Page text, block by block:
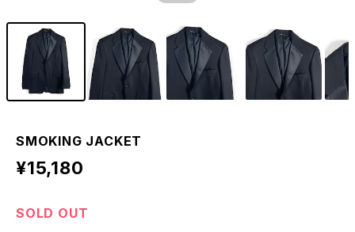
SMOKING JACKET
¥15,180
SOLD OUT